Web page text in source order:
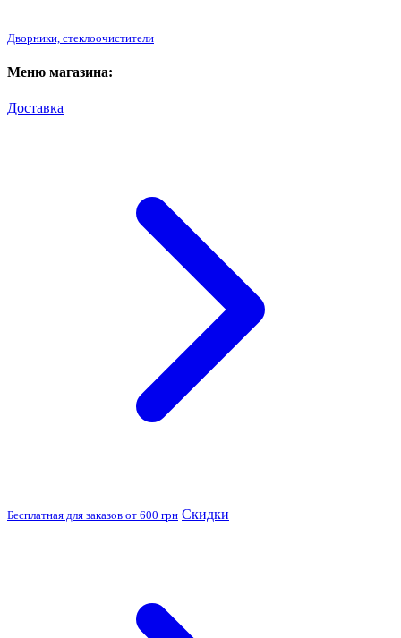
Дворники, стеклоочистители
Меню магазина:
Доставка
Бесплатная для заказов от 600 грн Скидки